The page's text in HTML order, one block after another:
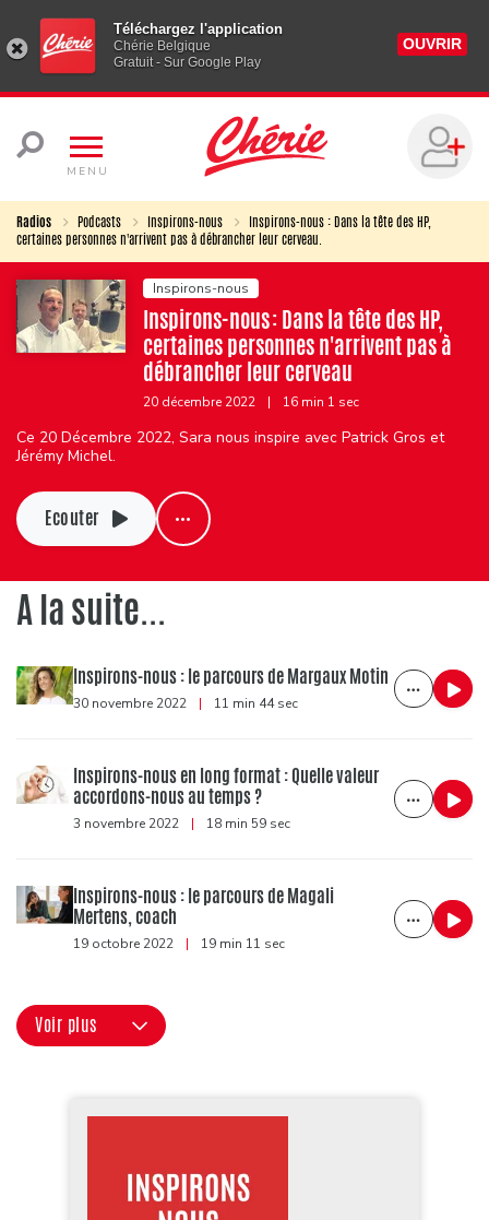
Téléchargez l'application
Chérie Belgique
Gratuit - Sur Google Play
OUVRIR
MENU
Radios Podcasts Inspirons-nous
Inspirons-nous : Dans la tête des HP,
certaines personnes n'arrivent pas à débrancher leur cerveau.
Inspirons-nous
Inspirons-nous : Dans la tête des HP,
certaines personnes n'arrivent pas à
débrancher leur cerveau
20 décembre 2022 | 16 min 1 sec
Ce 20 Décembre 2022, Sara nous inspire avec Patrick Gros et
Jérémy Michel.
Ecouter
A la suite...
Inspirons-nous : le parcours de Margaux Motin
30 novembre 2022 | 11 min 44 sec
Inspirons-nous en long format : Quelle valeur
accordons-nous au temps ?
3 novembre 2022 | 18 min 59 sec
Inspirons-nous : le parcours de Magali
Mertens, coach
19 octobre 2022 | 19 min 11 sec
Voir plus